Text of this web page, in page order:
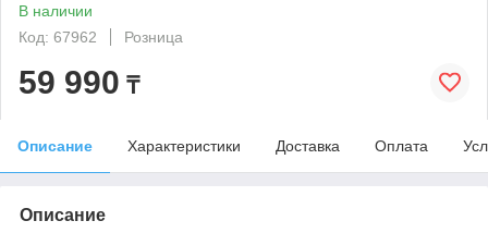
В наличии
Код: 67962
Розница
59 990 ₸
Описание Характеристики Доставка Оплата
Описание